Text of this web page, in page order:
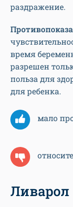
раздражение.
время
разрешен
польза для
для ребенка.
мало
Ливарол